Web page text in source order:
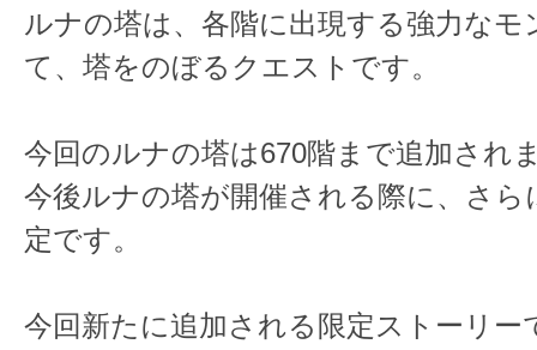
ルナの塔は、各階に出現する強力なモ
て、塔をのぼるクエストです。
今回のルナの塔は670階まで追加され
今後ルナの塔が開催される際に、さら
定です。
今回新たに追加される限定ストーリー